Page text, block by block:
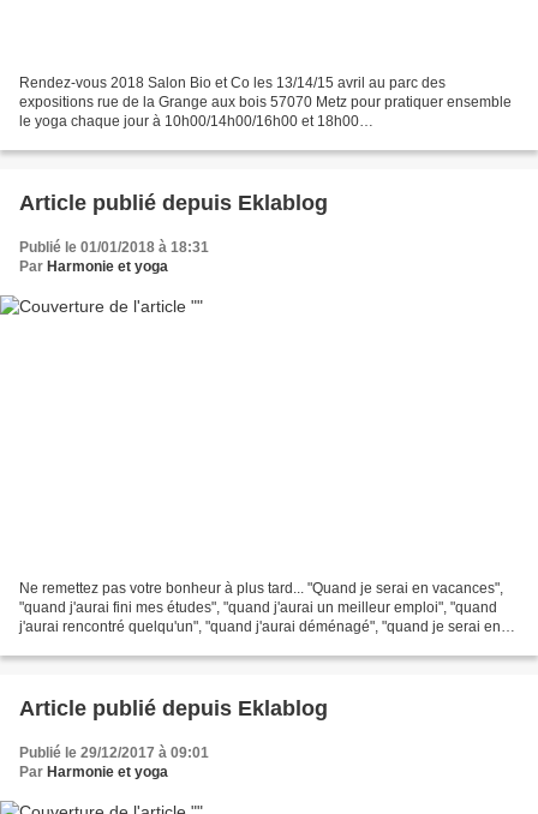
Rendez-vous 2018 Salon Bio et Co les 13/14/15 avril au parc des
expositions rue de la Grange aux bois 57070 Metz pour pratiquer ensemble
le yoga chaque jour à 10h00/14h00/16h00 et 18h00
Article publié depuis Eklablog
Publié le 01/01/2018 à 18:31
Par Harmonie et yoga
Ne remettez pas votre bonheur à plus tard... "Quand je serai en vacances",
"quand j'aurai fini mes études", "quand j'aurai un meilleur emploi", "quand
j'aurai rencontré quelqu'un", "quand j'aurai déménagé", "quand je serai en
Article publié depuis Eklablog
Publié le 29/12/2017 à 09:01
Par Harmonie et yoga